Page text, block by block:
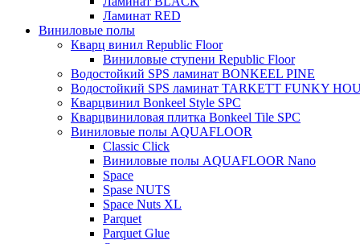
Ламинат RED
Виниловые полы
Кварц винил Republic Floor
Виниловые ступени Republic Floor
Водостойкий SPS ламинат BONKEEL PINE
Водостойкий SPS ламинат TARKETT FUNKY
Кварцвинил Bonkeel Style SPC
Кварцвиниловая плитка Bonkeel Tile SPC
Виниловые полы AQUAFLOOR
Classic Click
Виниловые полы AQUAFLOOR Nano
Space
Spase NUTS
Space Nuts XL
Parquet
Parquet Glue